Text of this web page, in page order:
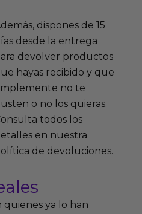
dispones de 15
desde la entrega
devolver productos
hayas recibido y que
no te
o no los quieras.
todos los
en nuestra
de devoluciones.
ya lo han